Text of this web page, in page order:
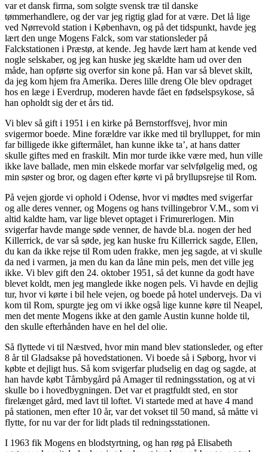
var et dansk firma, som solgte svensk træ til danske
tømmerhandlere, og der var jeg rigtig glad for at være. Det lå lige
ved Nørrevold station i København, og på det tidspunkt, havde jeg
lært den unge Mogens Falck, som var stationsleder på
Falckstationen i Præstø, at kende. Jeg havde lært ham at kende ved
nogle selskaber, og jeg kan huske jeg skældte ham ud over den
måde, han opførte sig overfor sin kone på. Han var så blevet skilt,
da jeg kom hjem fra Amerika. Deres lille dreng Ole blev opdraget
hos en læge i Everdrup, moderen havde fået en fødselspsykose, så
han opholdt sig der et års tid.
Vi blev så gift i 1951 i en kirke på Bernstorffsvej, hvor min
svigermor boede. Mine forældre var ikke med til brylluppet, for min
far billigede ikke giftermålet, han kunne ikke ta’, at hans datter
skulle giftes med en fraskilt. Min mor turde ikke være med, hun ville
ikke lave ballade, men min elskede morfar var selvfølgelig med, og
min søster og bror, og dagen efter kørte vi på bryllupsrejse til Rom.
På vejen gjorde vi ophold i Odense, hvor vi mødtes med svigerfar
og alle deres venner, og Mogens og hans tvillingebror V.M., som vi
altid kaldte ham, var lige blevet optaget i Frimurerlogen. Min
svigerfar havde mange søde venner, de havde bl.a. nogen der hed
Killerrick, de var så søde, jeg kan huske fru Killerrick sagde, Ellen,
du kan da ikke rejse til Rom uden frakke, men jeg sagde, at vi skulle
da ned i varmen, ja men du kan da låne min pels, men det ville jeg
ikke. Vi blev gift den 24. oktober 1951, så det kunne da godt have
blevet koldt, men jeg manglede ikke nogen pels. Vi havde en dejlig
tur, hvor vi kørte i bil hele vejen, og boede på hotel undervejs. Da vi
kom til Rom, spurgte jeg om vi ikke også lige kunne køre til Neapel,
men det mente Mogens ikke at den gamle Austin kunne holde til,
den skulle efterhånden have en hel del olie.
Så flyttede vi til Næstved, hvor min mand blev stationsleder, og efter
8 år til Gladsakse på hovedstationen. Vi boede så i Søborg, hvor vi
købte et dejligt hus. Så kom svigerfar pludselig en dag og sagde, at
han havde købt Tårnbygård på Amager til redningsstation, og at vi
skulle bo i hovedbygningen. Det var et pragtfuldt sted, en stor
firelænget gård, med lavt til loftet. Vi startede med at have 4 mand
på stationen, men efter 10 år, var det vokset til 50 mand, så måtte vi
flytte, for nu var der for lidt plads til redningsstationen.
I 1963 fik Mogens en blodstyrtning, og han røg på Elisabeth